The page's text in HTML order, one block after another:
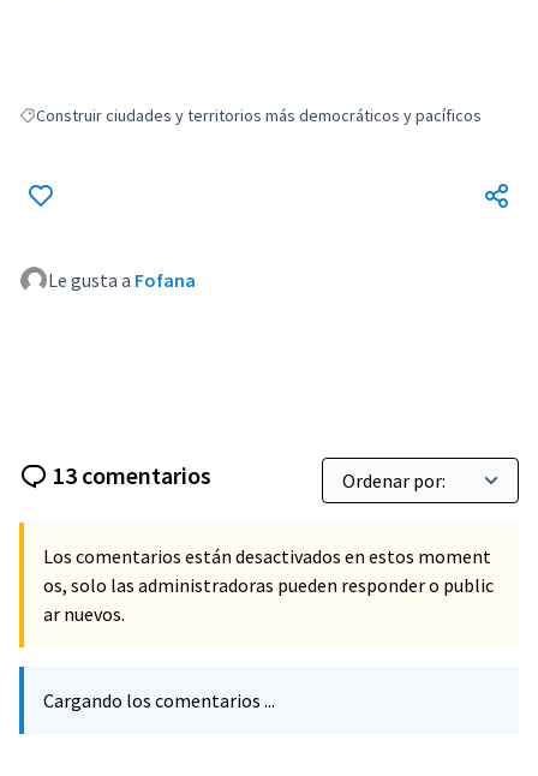
Resultados al filtrar por: Construir ciudades y territorios más
Construir ciudades y territorios más democráticos y pacíficos
Le gusta a Fofana
13 comentarios
Los comentarios están desactivados en estos moment
os, solo las administradoras pueden responder o public
ar nuevos.
Cargando los comentarios ...